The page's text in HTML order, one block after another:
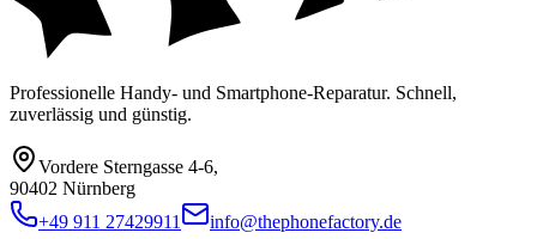
Professionelle Handy- und Smartphone-Reparatur. Schnell,
zuverlässig und günstig.
Vordere Sterngasse 4-6,
90402 Nürnberg
+49 911 27429911
info@thephonefactory.de